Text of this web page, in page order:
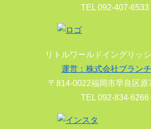
TEL 092-407-6533
リトルワールドイングリッ
運営：株式会社ブラン
〒814-0022福岡市早良区原
TEL 092-834-6266